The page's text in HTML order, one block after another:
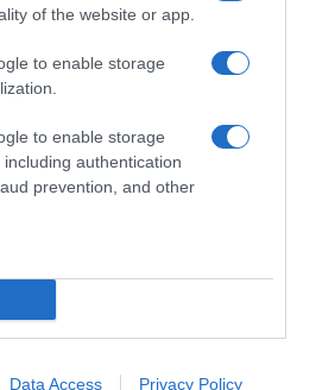
of the website or app.
to enable storage
to enable storage
authentication
prevention, and other
Data Access Privacy Policy
και πού θα γίνει η κηδεία
πριν φύγει από τη
πνοή σε ηλικία 92 ετών